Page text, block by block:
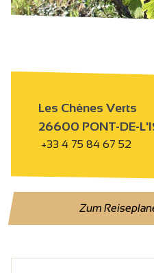
Les Chênes Verts
26600 PONT-DE-
+33 4 75 84 67 52
Zum